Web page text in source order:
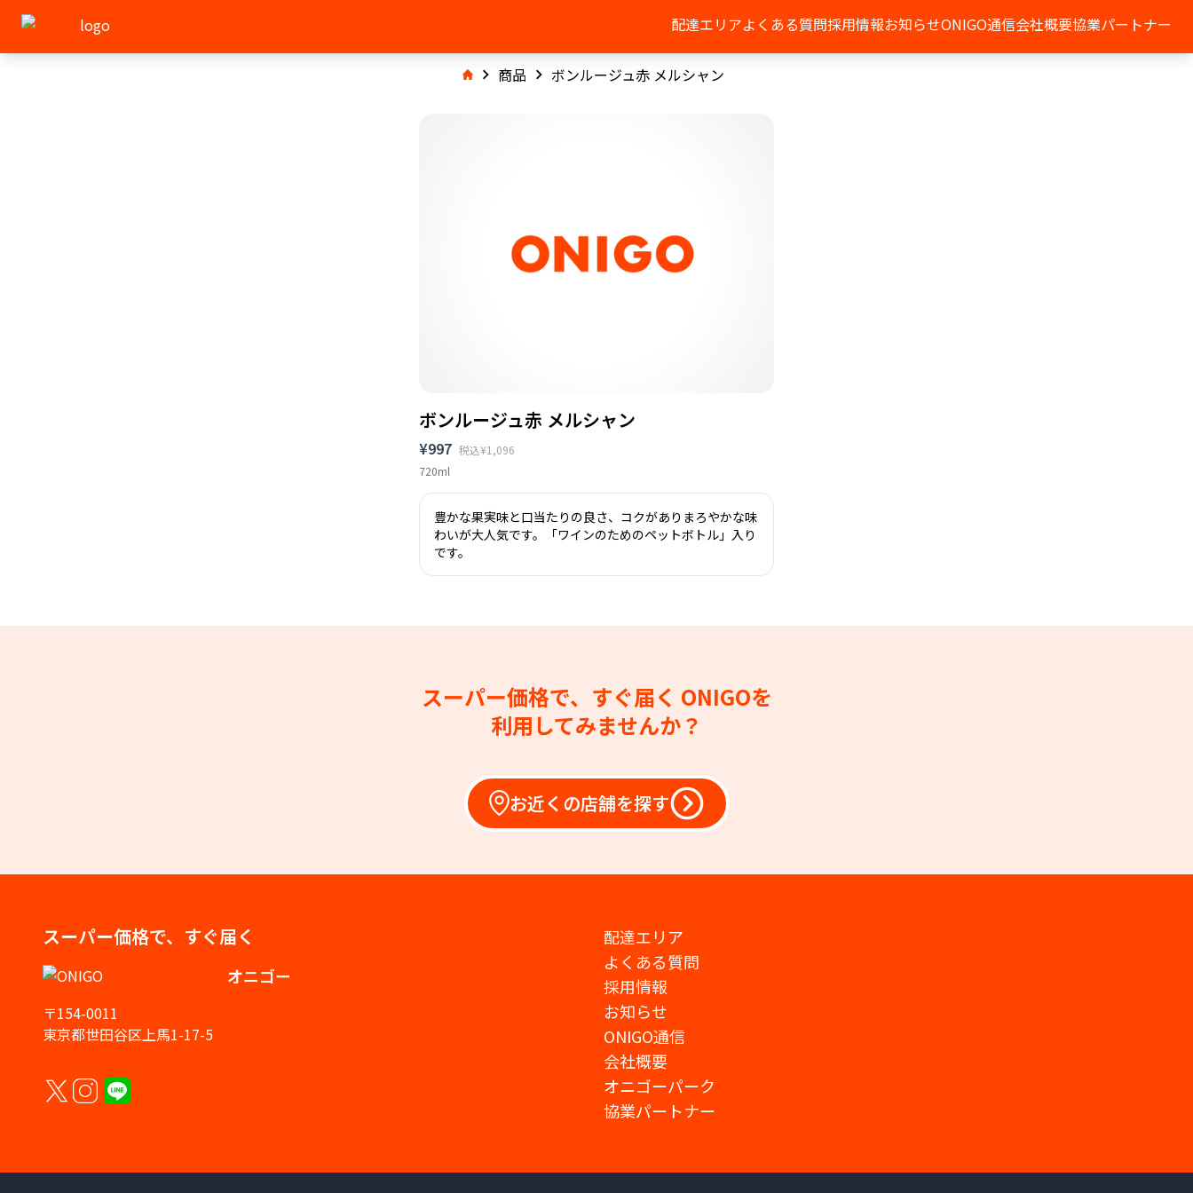
配達エリアよくある質問採用情報お知らせONIGO通信会社概要協業パートナー
商品 ボンルージュ赤 メルシャン
ボンルージュ赤 メルシャン
¥997 税込¥1,096
720ml
豊かな果実味と口当たりの良さ、コクがありまろやかな味
わいが大人気です。「ワインのためのペットボトル」入り
です。
スーパー価格で、すぐ届く ONIGOを
利用してみませんか？
お近くの店舗を探す
スーパー価格で、すぐ届く
オニゴー
〒154-0011
東京都世田谷区上馬1-17-5
配達エリア
よくある質問
採用情報
お知らせ
ONIGO通信
会社概要
オニゴーパーク
協業パートナー